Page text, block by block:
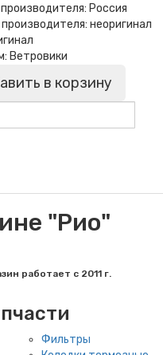
Россия
неоригинал
Ветровики
в корзину
"Рио"
работает с 2011 г.
Фильтры